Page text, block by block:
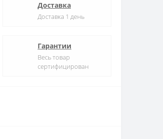
Доставка
Доставка 1 день
Гарантии
Весь товар
сертифицирован